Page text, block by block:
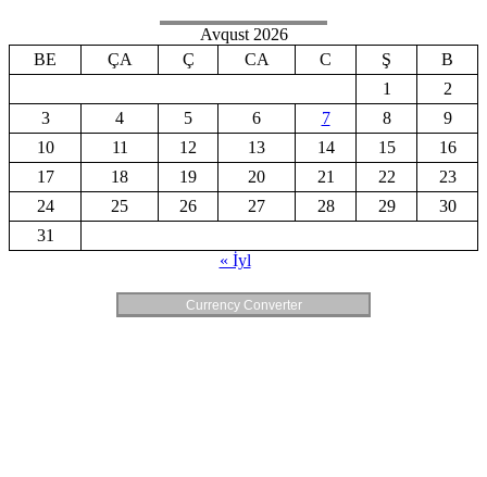
Avqust 2026
BE
ÇA Ç CA C Ş
B
1
2
3
4 5 6 7 8
9
10
11 12 13 14 15
16
17
18 19 20 21 22
23
24
25 26 27 28 29
30
31
« İyl
Currency Converter